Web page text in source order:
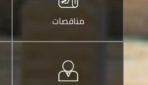
مناقصات